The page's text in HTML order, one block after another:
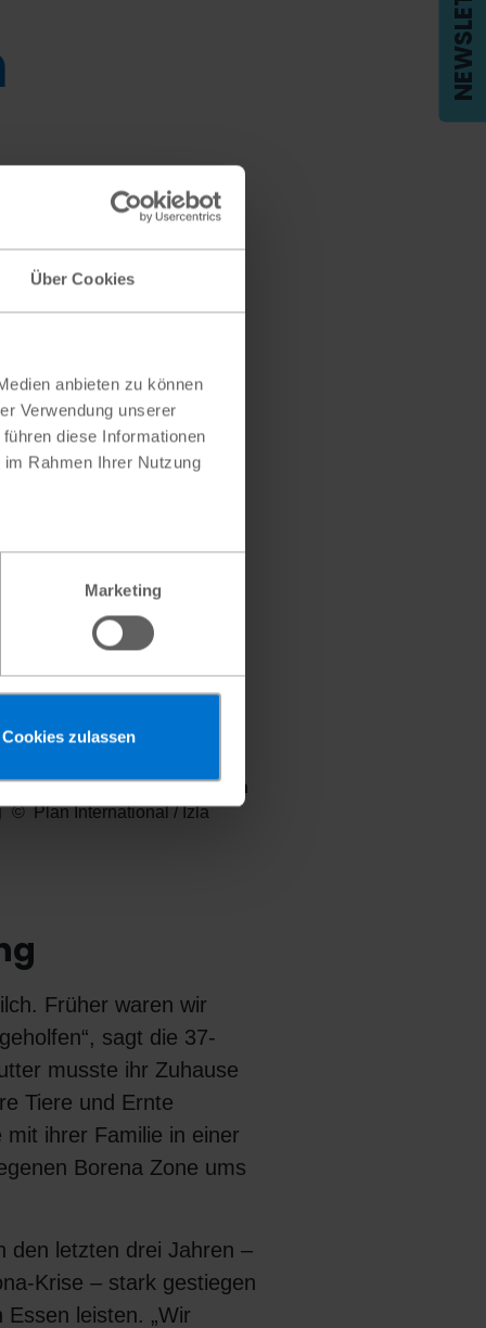
Über Cookies
anbieten zu können
Verwendung unserer
diese Informationen
Rahmen Ihrer Nutzung
Marketing
Cookies zulassen
von Plan International geben
Plan International / Izla
Früher waren wir
sagt die 37-
musste ihr Zuhause
Tiere und Ernte
ihrer Familie in einer
Borena Zone ums
den letzten drei Jahren –
Krise – stark gestiegen
leisten. „Wir